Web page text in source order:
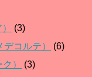
(3)
コルテ）
(6)
）
(3)